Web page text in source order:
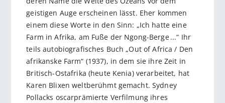
geistigen Auge erscheinen lässt. Eher kommen
einem diese Worte in den Sinn: „Ich hatte eine
Farm in Afrika, am Fuße der Ngong-Berge ...“ Ihr
teils autobiografisches Buch „Out of Africa / Den
afrikanske Farm“ (1937), in dem sie ihre Zeit in
Britisch-Ostafrika (heute Kenia) verarbeitet, hat
Karen Blixen weltberühmt gemacht. Sydney
Pollacks oscarprämierte Verfilmung ihres